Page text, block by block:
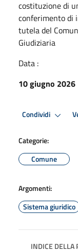
costituzione di
conferimento di
tutela del
Giudiziaria
Data :
10 giugno 2026
Condividi
Categorie:
Comune
Argomenti:
Sistema giuridico
INDICE DELLA